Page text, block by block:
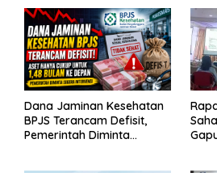
Dana Jaminan Kesehatan
BPJS Terancam Defisit,
Pemerintah Diminta